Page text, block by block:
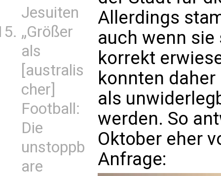
Jesuiten
„Größer
als
[australis
cher]
Football:
Die
unstoppb
are
Allerdings
auch wenn
korrekt
konnten
als
werden. So
Oktober eher
Anfrage: